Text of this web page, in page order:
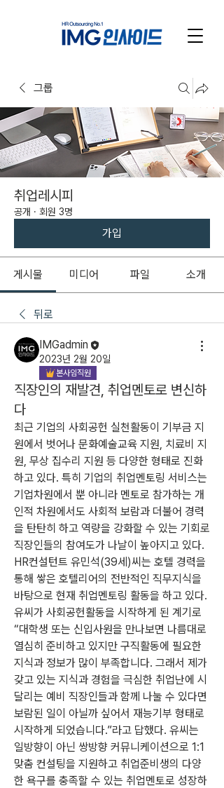
그룹
취업레시피
공개 · 회원 3명
가입
게시물 미디어 파일 소개
뒤로
IMGadmin
2023년 2월 20일
본사임직원
직장인의 재발견, 취업멘토로 변신하
다
최근 기업의 사회공헌 실천활동이 기부금 지
원에서 벗어나 문화예술교육 지원, 치료비 지
원, 무상 집수리 지원 등 다양한 형태로 진화
하고 있다. 특히 기업의 취업멘토링 서비스는
기업차원에서 뿐 아니라 멘토로 참가하는 개
인적 차원에서도 사회적 보람과 더불어 경력
을 탄탄히 하고 역량을 강화할 수 있는 기회로
직장인들의 참여도가 나날이 높아지고 있다.
HR컨설턴트 유민석(39세)씨는 호텔 경력을
통해 쌓은 호텔리어의 전반적인 직무지식을
바탕으로 현재 취업멘토링 활동을 하고 있다.
유씨가 사회공헌활동을 시작하게 된 계기로
“대학생 또는 신입사원을 만나보면 나름대로
열심히 준비하고 있지만 구직활동에 필요한
지식과 정보가 많이 부족합니다. 그래서 제가
갖고 있는 지식과 경험을 극심한 취업난에 시
달리는 예비 직장인들과 함께 나눌 수 있다면
보람된 일이 아닐까 싶어서 재능기부 형태로
시작하게 되었습니다.”라고 답했다. 유씨는
일방향이 아닌 쌍방향 커뮤니케이션으로 1:1
맞춤 컨설팅을 지원하고 취업준비생의 다양
한 욕구를 충족할 수 있는 취업멘토로 성장하